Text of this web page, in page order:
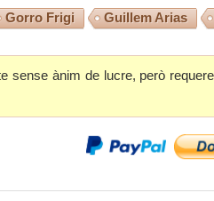
Gorro Frigi Guillem Arias
sense ànim de lucre, però